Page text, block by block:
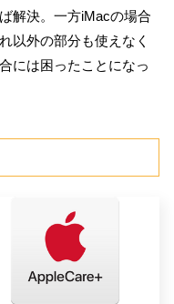
解決。一方iMacの場合
以外の部分も使えなく
には困ったことになっ